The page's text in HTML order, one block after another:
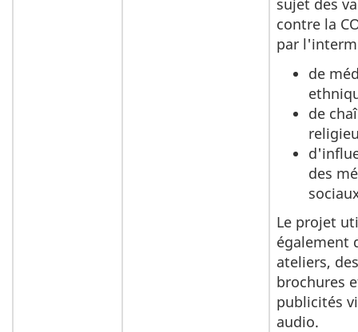
sujet des
contre la
par
de
de
des
Le projet
également
ateliers, des
brochures
publicités
audio.